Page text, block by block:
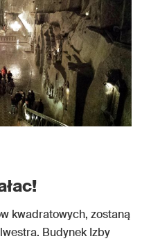
kwadratowych, zostaną
Budynek Izby